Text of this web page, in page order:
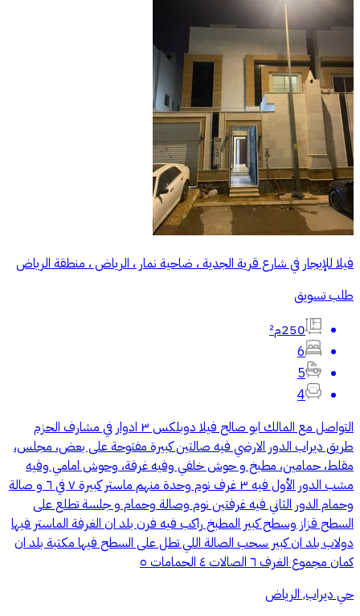
فيلا للإيجار في شارع قرية الجدية ، ضاحية نمار ، الرياض ، منطقة الرياض
طلب تسويق
250م²
6
5
4
التواصل مع المالك ابو صالح فيلا دوبلكس ٣ ادوار في مشارف الحزم
طريق ديراب الدور الارضي فيه صالتين كبيرة مفتوحة على بعض، مجلس،
مقلط، حمامين، مطبخ و حوش خلفي وفيه غرفة، وحوش امامي وفيه
مشب الدور الأول فيه ٣ غرف نوم وحدة منهم ماستر كبيرة ٧ في ٦ و صالة
وحمام الدور الثاني فيه غرفتين نوم وصالة وحمام و جلسة تطلع على
السطح قزاز وسطح كبير المطبخ راكب فيه فرن بلد ان الغرفة الماستر فيها
دولاب بلد ان كبير سحب الصالة اللي تطل على السطح فيها مكتبة بلد ان
كمان مجموع الغرف ٦ الصالات ٤ الحمامات ٥
حي ديراب, الرياض